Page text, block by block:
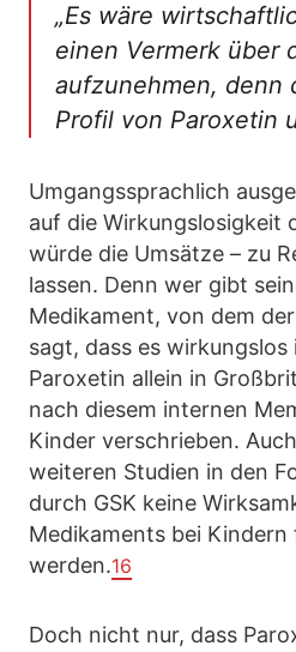
„Es wäre
einen Vermerk über
aufzunehmen, denn
Profil von Paroxetin
Umgangssprachlich
auf die Wirkungslosigkeit
würde die Umsätze – zu
lassen. Denn wer gibt
Medikament, von dem
sagt, dass es
Paroxetin allein in
nach diesem internen
Kinder verschrieben.
weiteren Studien in den
durch GSK keine
Medikaments bei
werden.16
Doch nicht nur, dass